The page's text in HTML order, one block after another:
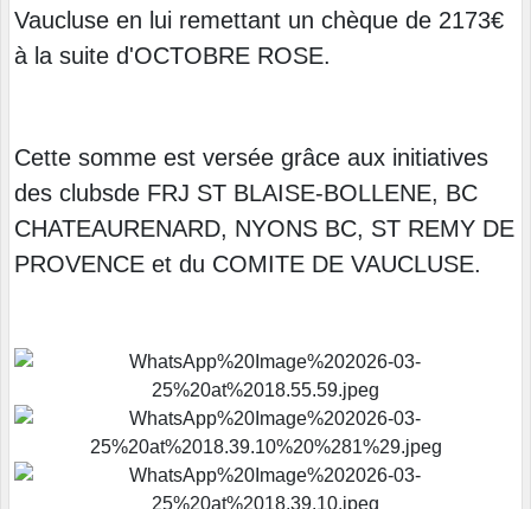
Vaucluse en lui remettant un chèque de 2173€
à la suite d'OCTOBRE ROSE.
Cette somme est versée grâce aux initiatives
des clubsde FRJ ST BLAISE-BOLLENE, BC
CHATEAURENARD, NYONS BC, ST REMY DE
PROVENCE et du COMITE DE VAUCLUSE.